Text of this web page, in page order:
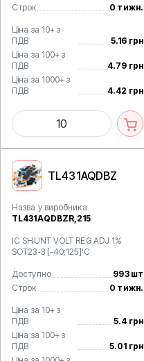
Строк
0 тижн.
Ціна за 10+ з
ПДВ
5.16 грн
Ціна за 100+ з
ПДВ
4.79 грн
Ціна за 1000+ з
ПДВ
4.42 грн
TL431AQDBZ
Назва у виробника
TL431AQDBZR,215
IC SHUNT VOLT REG ADJ 1%
SOT23-3 [-40;125]'C
Доступно
993 шт
Строк
0 тижн.
Ціна за 10+ з
ПДВ
5.4 грн
Ціна за 100+ з
ПДВ
5.01 грн